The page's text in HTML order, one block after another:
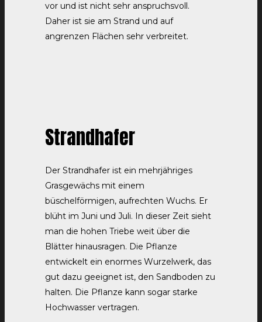
vor und ist nicht sehr anspruchsvoll.
Daher ist sie am Strand und auf
angrenzen Flächen sehr verbreitet.
Strandhafer
Der Strandhafer ist ein mehrjähriges
Grasgewächs mit einem
büschelförmigen, aufrechten Wuchs. Er
blüht im Juni und Juli. In dieser Zeit sieht
man die hohen Triebe weit über die
Blätter hinausragen. Die Pflanze
entwickelt ein enormes Wurzelwerk, das
gut dazu geeignet ist, den Sandboden zu
halten. Die Pflanze kann sogar starke
Hochwasser vertragen.